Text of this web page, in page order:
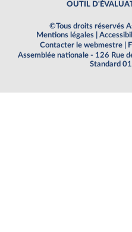
OUTIL
©Tous droits réservés
Mentions légales
Contacter le webmestre
Assemblée nationale - 126 Rue
Standard